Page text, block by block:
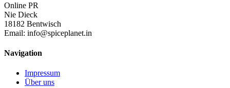
Online PR
Nie Dieck
18182 Bentwisch
Email: info@spiceplanet.in
Navigation
Impressum
Über uns